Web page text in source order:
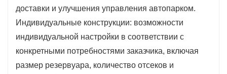
доставки и улучшения управления автопарком.
Индивидуальные конструкции: возможности
индивидуальной настройки в соответствии с
конкретными потребностями заказчика, включая
размер резервуара, количество отсеков и